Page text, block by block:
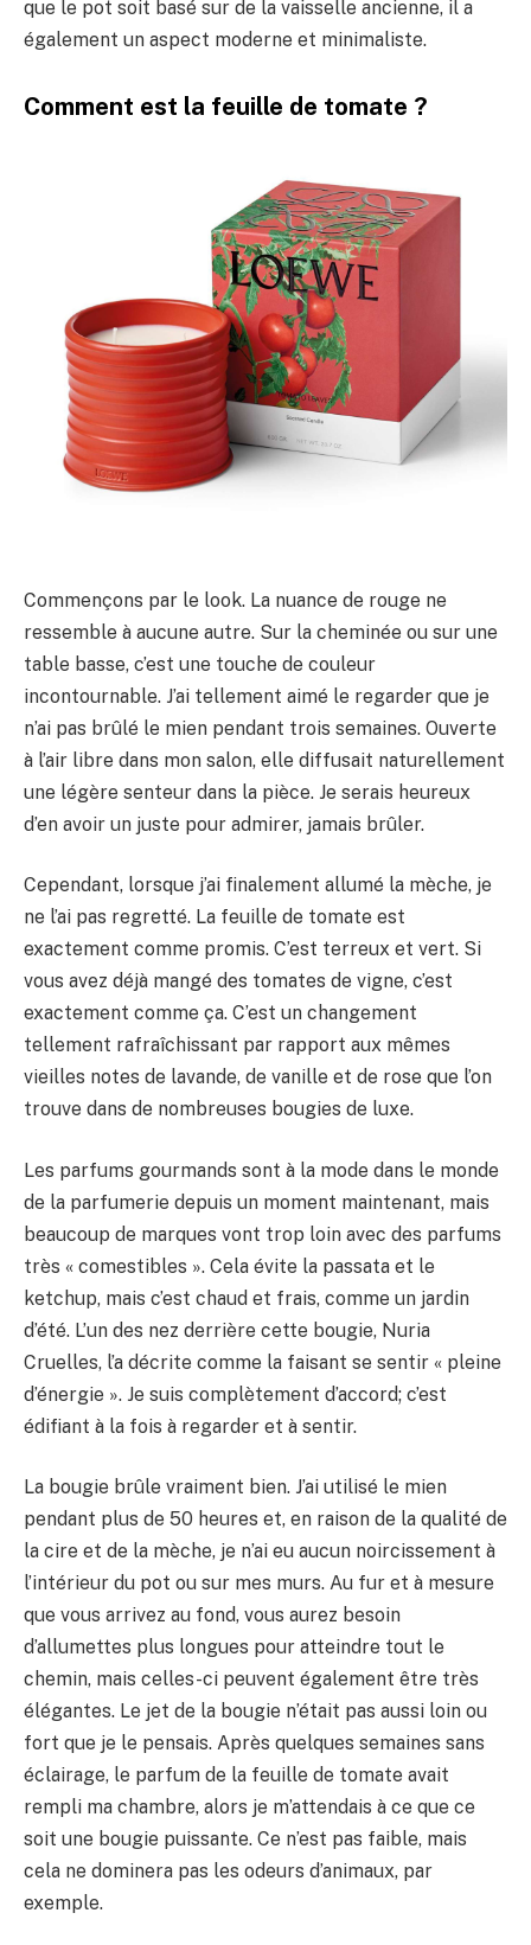
que le pot soit basé sur de la vaisselle ancienne, il a
également un aspect moderne et minimaliste.
Comment est la feuille de tomate ?
Commençons par le look. La nuance de rouge ne
ressemble à aucune autre. Sur la cheminée ou sur une
table basse, c’est une touche de couleur
incontournable. J’ai tellement aimé le regarder que je
n’ai pas brûlé le mien pendant trois semaines. Ouverte
à l’air libre dans mon salon, elle diffusait naturellement
une légère senteur dans la pièce. Je serais heureux
d’en avoir un juste pour admirer, jamais brûler.
Cependant, lorsque j’ai finalement allumé la mèche, je
ne l’ai pas regretté. La feuille de tomate est
exactement comme promis. C’est terreux et vert. Si
vous avez déjà mangé des tomates de vigne, c’est
exactement comme ça. C’est un changement
tellement rafraîchissant par rapport aux mêmes
vieilles notes de lavande, de vanille et de rose que l’on
trouve dans de nombreuses bougies de luxe.
Les parfums gourmands sont à la mode dans le monde
de la parfumerie depuis un moment maintenant, mais
beaucoup de marques vont trop loin avec des parfums
très « comestibles ». Cela évite la passata et le
ketchup, mais c’est chaud et frais, comme un jardin
d’été. L’un des nez derrière cette bougie, Nuria
Cruelles, l’a décrite comme la faisant se sentir « pleine
d’énergie ». Je suis complètement d’accord; c’est
édifiant à la fois à regarder et à sentir.
La bougie brûle vraiment bien. J’ai utilisé le mien
pendant plus de 50 heures et, en raison de la qualité de
la cire et de la mèche, je n’ai eu aucun noircissement à
l’intérieur du pot ou sur mes murs. Au fur et à mesure
que vous arrivez au fond, vous aurez besoin
d’allumettes plus longues pour atteindre tout le
chemin, mais celles-ci peuvent également être très
élégantes. Le jet de la bougie n’était pas aussi loin ou
fort que je le pensais. Après quelques semaines sans
éclairage, le parfum de la feuille de tomate avait
rempli ma chambre, alors je m’attendais à ce que ce
soit une bougie puissante. Ce n’est pas faible, mais
cela ne dominera pas les odeurs d’animaux, par
exemple.